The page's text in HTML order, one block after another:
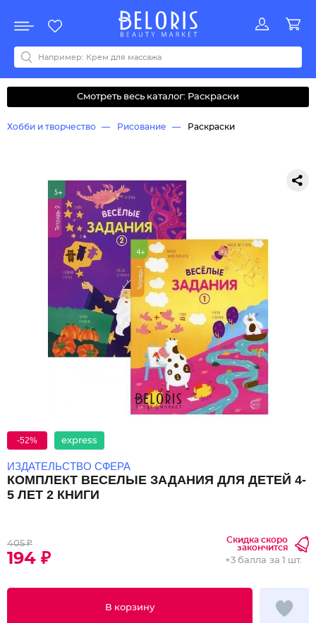
Акции
Все бренды
0-9ABCDEFGHIJKLMNOPQRSTUVWYZАБВДЗИМОКЛНПРСТУФ
Смотреть весь каталог: Раскраски
Хобби и творчество Рисование Раскраски
-52% express
ИЗДАТЕЛЬСТВО СФЕРА
КОМПЛЕКТ ВЕСЕЛЫЕ ЗАДАНИЯ ДЛЯ ДЕТЕЙ 4-
5 ЛЕТ 2 КНИГИ
405 ₽
194 ₽
Скидка скоро
закончится
В корзину
+3 балла за 1 шт.